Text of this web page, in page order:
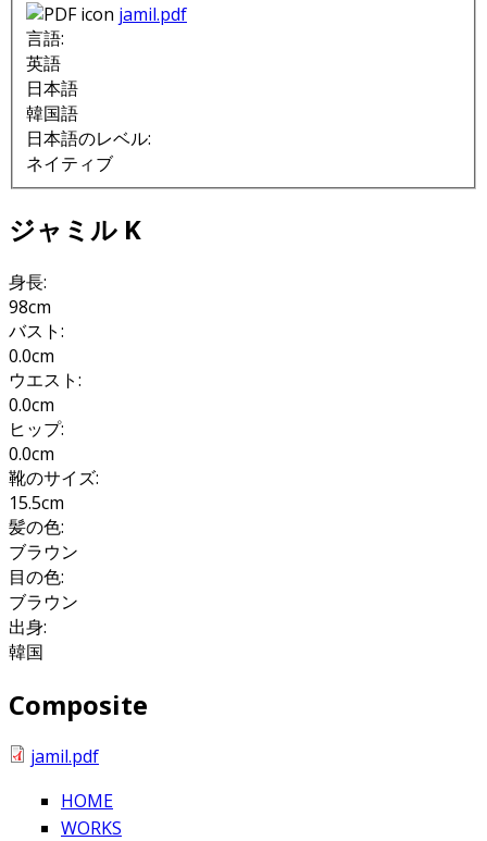
jamil.pdf
言語:
英語
日本語
韓国語
日本語のレベル:
ネイティブ
ジャミル K
身長:
98cm
バスト:
0.0cm
ウエスト:
0.0cm
ヒップ:
0.0cm
靴のサイズ:
15.5cm
髪の色:
ブラウン
目の色:
ブラウン
出身:
韓国
Composite
jamil.pdf
HOME
WORKS